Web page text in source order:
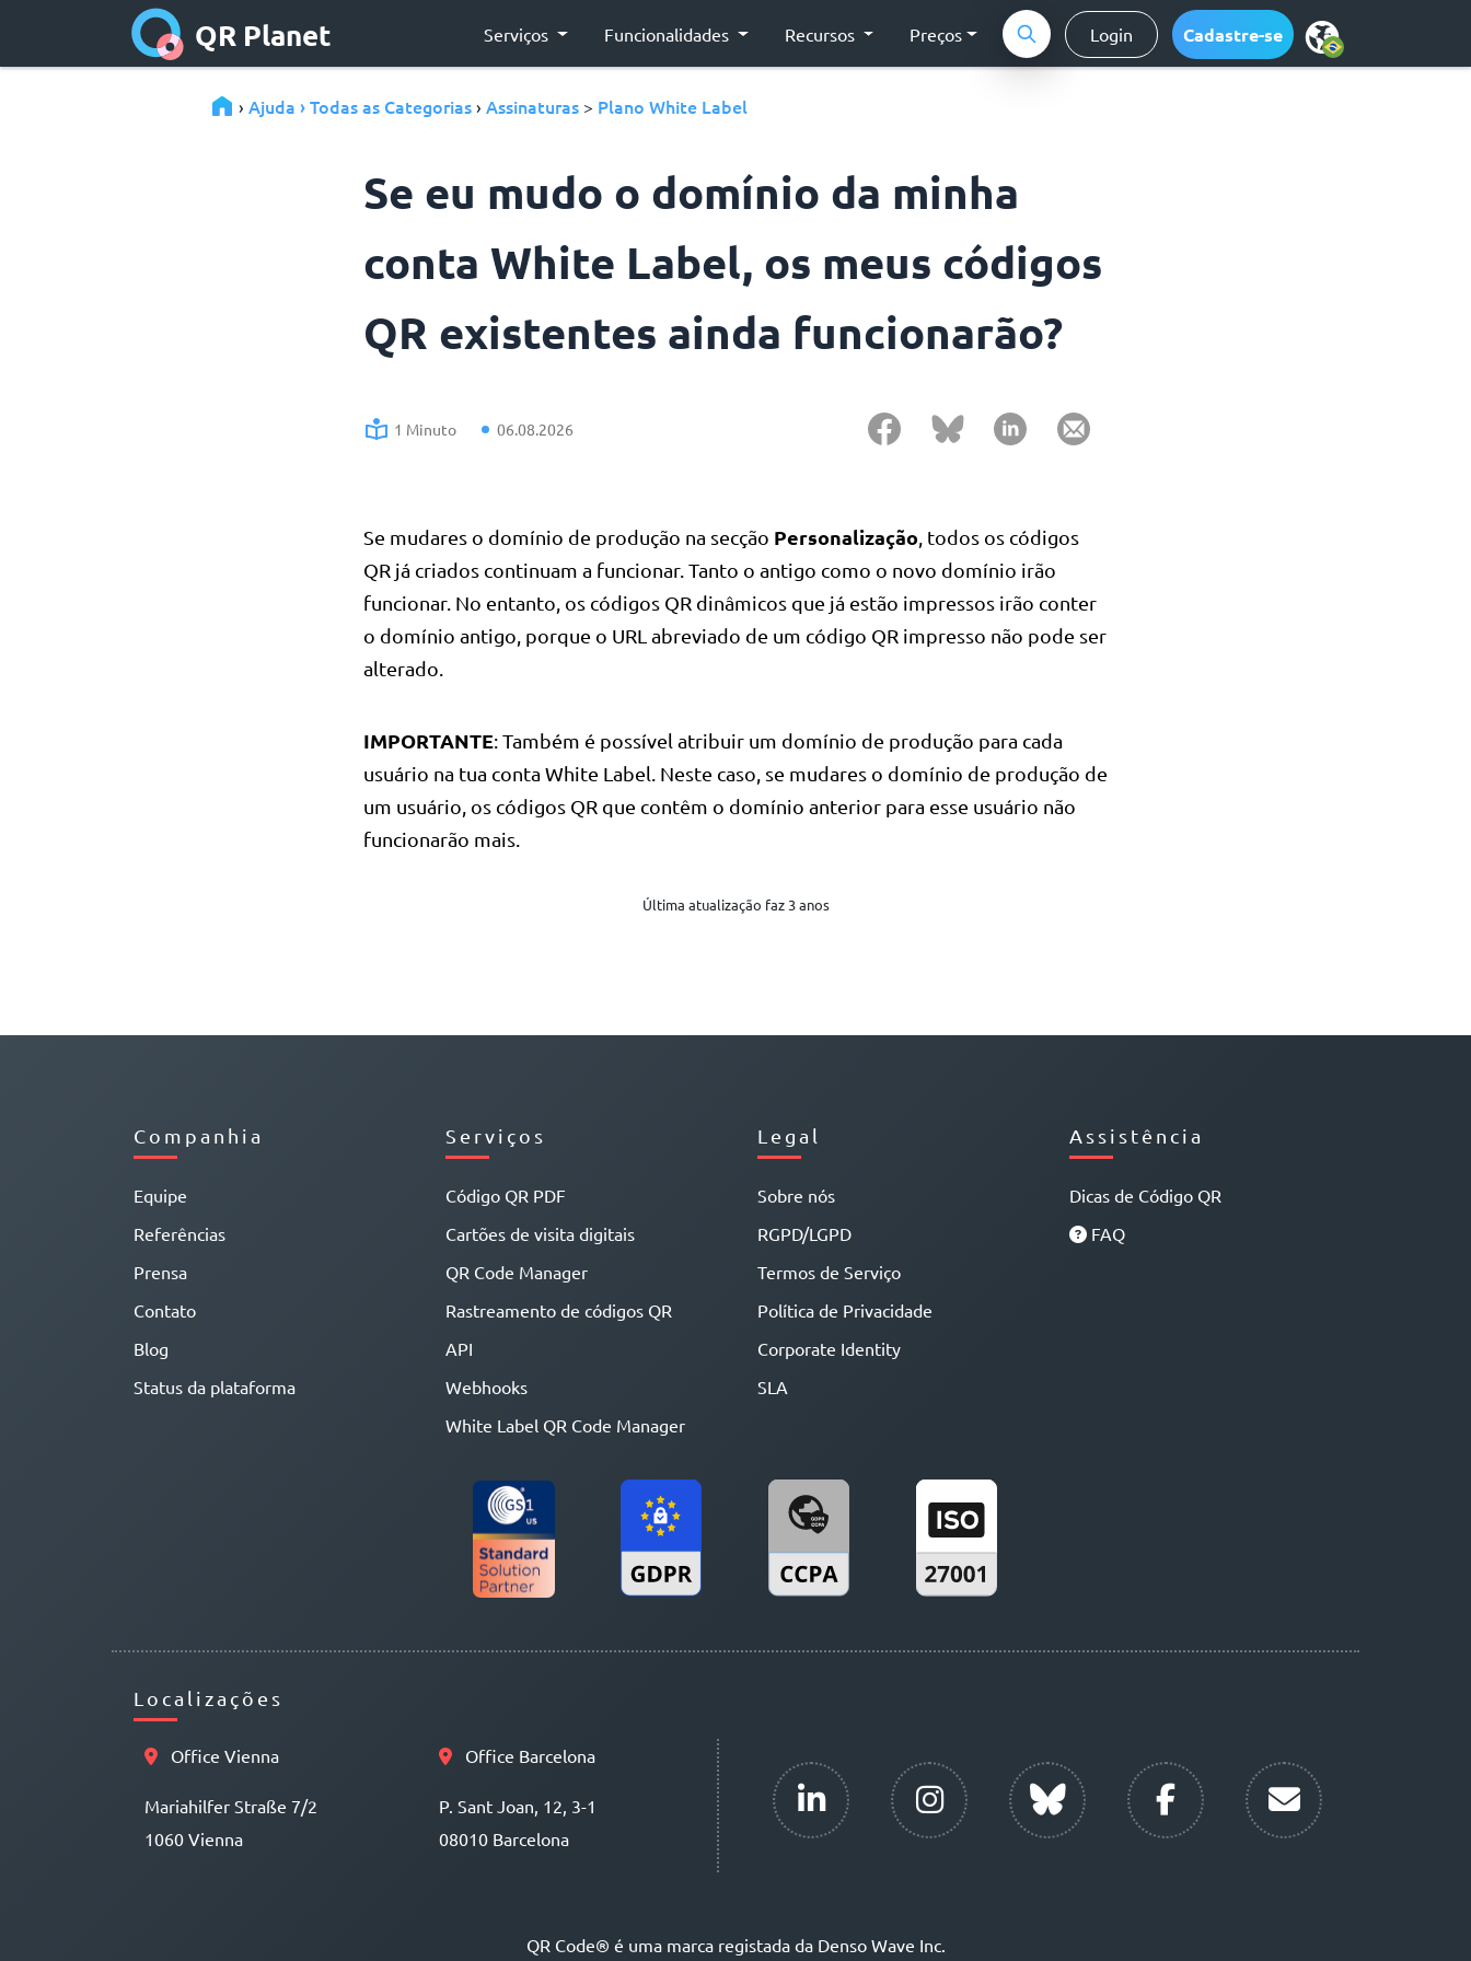
QR Planet Serviços Funcionalidades Recursos Preços Login Cadastre-se
› Ajuda › Todas as Categorias › Assinaturas > Plano White Label
Se eu mudo o domínio da minha
conta White Label, os meus códigos
QR existentes ainda funcionarão?
1 Minuto 06.08.2026
Se mudares o domínio de produção na secção Personalização, todos os códigos
QR já criados continuam a funcionar. Tanto o antigo como o novo domínio irão
funcionar. No entanto, os códigos QR dinâmicos que já estão impressos irão conter
o domínio antigo, porque o URL abreviado de um código QR impresso não pode ser
alterado.
IMPORTANTE: Também é possível atribuir um domínio de produção para cada
usuário na tua conta White Label. Neste caso, se mudares o domínio de produção de
um usuário, os códigos QR que contêm o domínio anterior para esse usuário não
funcionarão mais.
Última atualização faz 3 anos
Companhia
Equipe
Referências
Prensa
Contato
Blog
Status da plataforma
Serviços
Código QR PDF
Cartões de visita digitais
QR Code Manager
Rastreamento de códigos QR
API
Webhooks
White Label QR Code Manager
Legal
Sobre nós
RGPD/LGPD
Termos de Serviço
Política de Privacidade
Corporate Identity
SLA
Assistência
Dicas de Código QR
FAQ
Localizações
Office Vienna
Mariahilfer Straße 7/2
1060 Vienna
Office Barcelona
P. Sant Joan, 12, 3-1
08010 Barcelona
QR Code® é uma marca registada da Denso Wave Inc.